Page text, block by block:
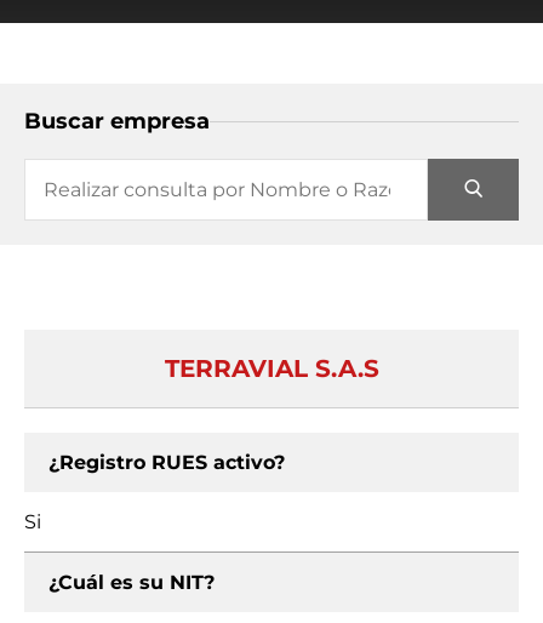
Buscar empresa
TERRAVIAL S.A.S
¿Registro RUES activo?
Si
¿Cuál es su NIT?